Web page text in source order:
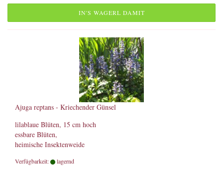
IN'S WAGERL DAMIT
Ajuga reptans - Kriechender Günsel
lilablaue Blüten, 15 cm hoch
essbare Blüten,
heimische Insektenweide
Verfügbarkeit: lagernd